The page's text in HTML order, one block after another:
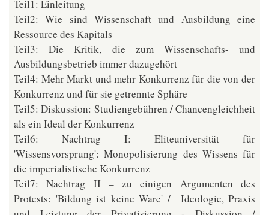
Teil1: Einleitung
Teil2: Wie sind Wissenschaft und Ausbildung eine
Ressource des Kapitals
Teil3: Die Kritik, die zum Wissenschafts- und
Ausbildungsbetrieb immer dazugehört
Teil4: Mehr Markt und mehr Konkurrenz für die von der
Konkurrenz und für sie getrennte Sphäre
Teil5: Diskussion: Studiengebühren / Chancengleichheit
als ein Ideal der Konkurrenz
Teil6: Nachtrag I: Eliteuniversität für
'Wissensvorsprung': Monopolisierung des Wissens für
die imperialistische Konkurrenz
Teil7: Nachtrag II – zu einigen Argumenten des
Protests: 'Bildung ist keine Ware' / Ideologie, Praxis